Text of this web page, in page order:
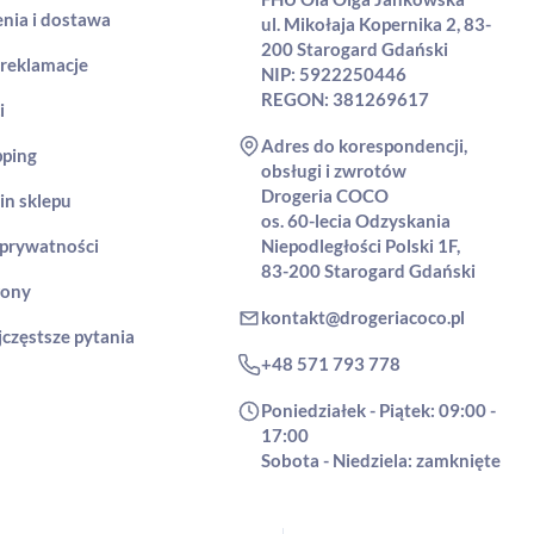
i dostawa
sklepu
pytania
ul. Mikołaja Kopernika 2, 83-
200 Starogard Gdański
NIP: 5922250446
REGON: 381269617
Adres do korespondencji,
obsługi i zwrotów
Drogeria COCO
os. 60-lecia Odzyskania
Niepodległości Polski 1F,
83-200 Starogard Gdański
kontakt@drogeriacoco.pl
+48 571 793 778
Poniedziałek - Piątek: 09:00 -
17:00
Sobota - Niedziela: zamknięte